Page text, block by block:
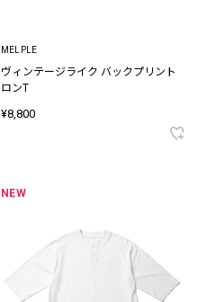
MELPLE
ヴィンテージライク バックプリント
ロンT
¥8,800
NEW